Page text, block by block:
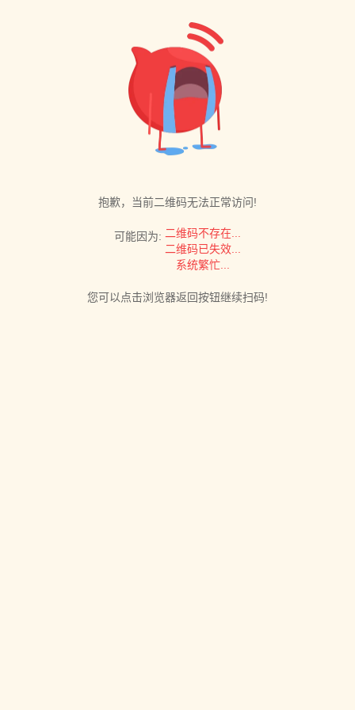
抱歉，当前二维码无法正常访问!
可能因为: 二维码不存在...
二维码已失效...
系统繁忙...
您可以点击浏览器返回按钮继续扫码!